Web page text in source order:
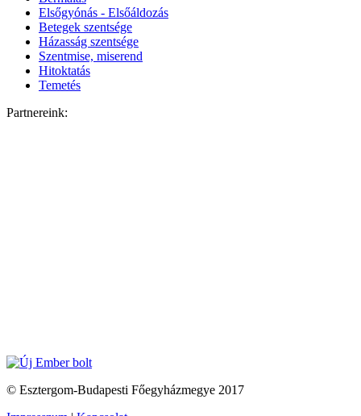
Elsőgyónás - Elsőáldozás
Betegek szentsége
Házasság szentsége
Szentmise, miserend
Hitoktatás
Temetés
Partnereink:
© Esztergom-Budapesti Főegyházmegye 2017